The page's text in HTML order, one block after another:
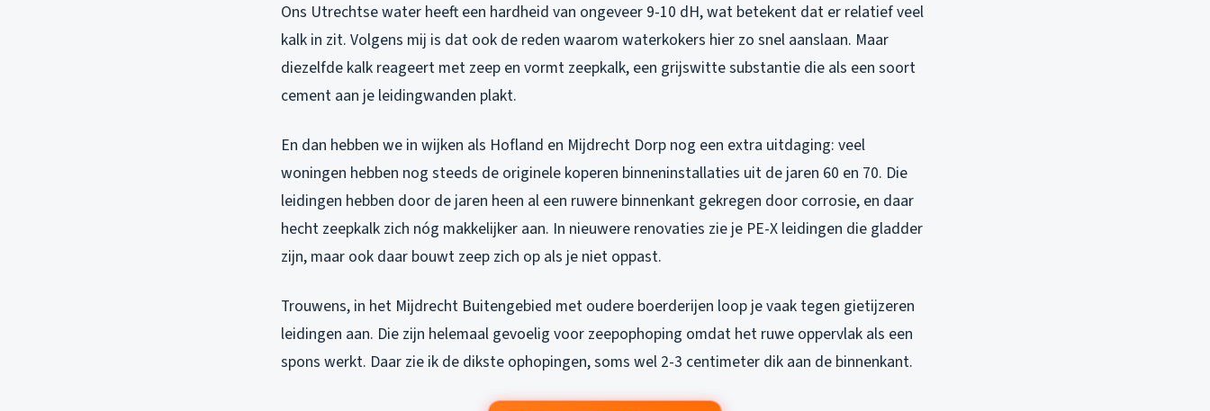
Ons Utrechtse water heeft een hardheid van ongeveer 9-10 dH, wat betekent dat er relatief veel
kalk in zit. Volgens mij is dat ook de reden waarom waterkokers hier zo snel aanslaan. Maar
diezelfde kalk reageert met zeep en vormt zeepkalk, een grijswitte substantie die als een soort
cement aan je leidingwanden plakt.
En dan hebben we in wijken als Hofland en Mijdrecht Dorp nog een extra uitdaging: veel
woningen hebben nog steeds de originele koperen binneninstallaties uit de jaren 60 en 70. Die
leidingen hebben door de jaren heen al een ruwere binnenkant gekregen door corrosie, en daar
hecht zeepkalk zich nóg makkelijker aan. In nieuwere renovaties zie je PE-X leidingen die gladder
zijn, maar ook daar bouwt zeep zich op als je niet oppast.
Trouwens, in het Mijdrecht Buitengebied met oudere boerderijen loop je vaak tegen gietijzeren
leidingen aan. Die zijn helemaal gevoelig voor zeepophoping omdat het ruwe oppervlak als een
spons werkt. Daar zie ik de dikste ophopingen, soms wel 2-3 centimeter dik aan de binnenkant.